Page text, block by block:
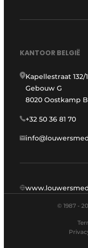
KANTOOR BELGIË
Kapellestraat 132/1
Gebouw G
8020 Oostkamp
+32 50 36 81 70
© 1987 -